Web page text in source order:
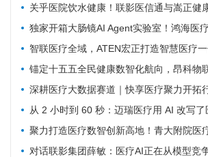
关乎医院饮水健康！联影医信通与嵩正健康科技战略
独家开箱大肠镜AI Agent实验室！鸿海医疗机器人成开刀房新
智联医疗全域，ATEN宏正打造智慧医疗一体化连接解
锚定十五五全民健康数智化航向，昂科物联网全域技术筑牢智慧医院数
深耕医疗大数据赛道｜快享医疗聚力开拓行业新
从 2 小时到 60 秒：迈瑞医疗用 AI 改写了医院最累科室的工
聚力打造医疗数智创新高地！青大附院医疗数智联合实验室正
对话联影集团薛敏：医疗AI正在从模型竞争，走向医疗体系的